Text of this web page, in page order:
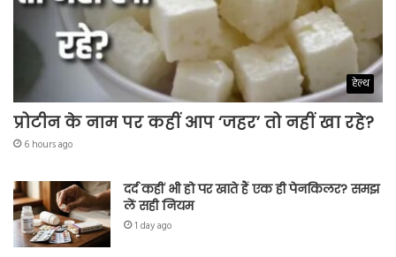
हेल्थ
प्रोटीन के नाम पर कहीं आप ‘जहर’ तो नहीं खा रहे?
6 hours ago
दर्द कहीं भी हो पर खाते हैं एक ही पेनकिलर? समझ
लें सही नियम
1 day ago